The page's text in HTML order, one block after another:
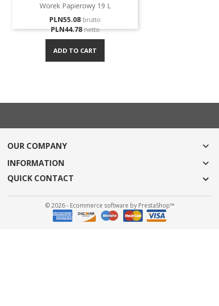
Worek Papierowy 19 L
Price
PLN55.08 brutto
PLN44.78 netto
ADD TO CART
OUR COMPANY 
INFORMATION 
QUICK CONTACT
© 2026 - Ecommerce software by PrestaShop™